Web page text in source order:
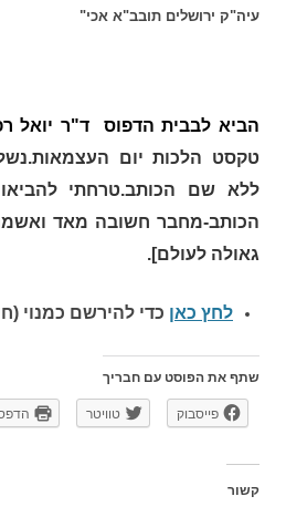
עיה"ק ירושלים תובב"א אכי"
הביא לבבית הדפוס ד"ר יואל
טקסט הלכות יום
ללא שם הכותב.טרחתי להביאו
הכותב-מחבר חשובה מאד
גאולה לעולם].
לחץ כאן כדי להירשם כ מנוי
שתף את הפוסט עם חבריך
פייסבוק טוויטר הדפס
קשור